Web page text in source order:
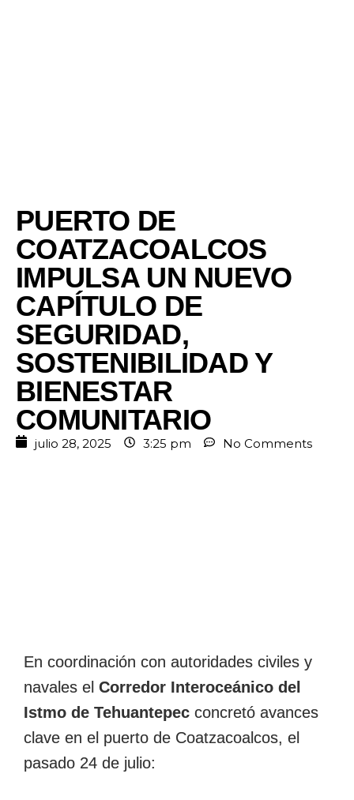
PUERTO DE
COATZACOALCOS
IMPULSA UN NUEVO
CAPÍTULO DE
SEGURIDAD,
SOSTENIBILIDAD Y
BIENESTAR
COMUNITARIO
julio 28, 2025 3:25 pm No Comments
En coordinación con autoridades civiles y
navales el Corredor Interoceánico del
Istmo de Tehuantepec concretó avances
clave en el puerto de Coatzacoalcos, el
pasado 24 de julio: